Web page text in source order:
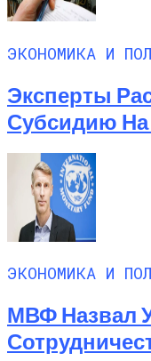
ЭКОНОМИКА И
Эксперты
Субсидию На
ЭКОНОМИКА И
МВФ Назвал